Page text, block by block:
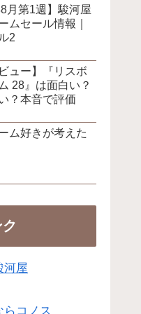
8月第1週】駿河屋
ムセール情報｜
2
ュー】『リスボ
28』は面白い？
？本音で評価
ム好きが考えた
河屋
コノス